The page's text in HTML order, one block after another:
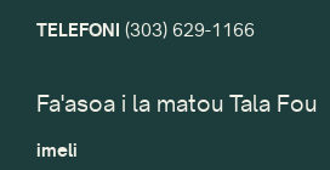
TELEFONI (303) 629-1166
Fa'asoa i la matou Tala Fou
imeli